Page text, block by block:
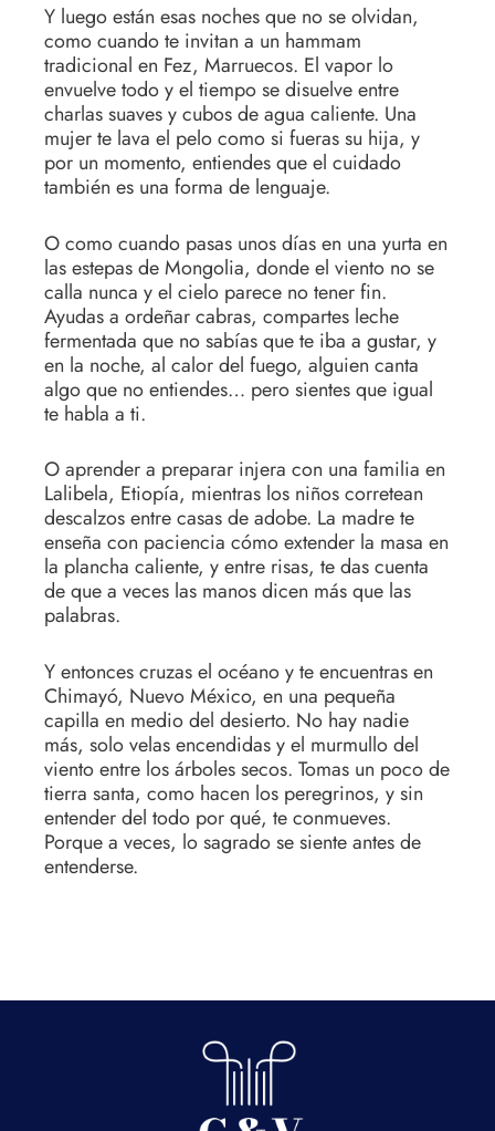
Y luego están esas noches que no se olvidan,
como cuando te invitan a un hammam
tradicional en Fez, Marruecos. El vapor lo
envuelve todo y el tiempo se disuelve entre
charlas suaves y cubos de agua caliente. Una
mujer te lava el pelo como si fueras su hija, y
por un momento, entiendes que el cuidado
también es una forma de lenguaje.
O como cuando pasas unos días en una yurta en
las estepas de Mongolia, donde el viento no se
calla nunca y el cielo parece no tener fin.
Ayudas a ordeñar cabras, compartes leche
fermentada que no sabías que te iba a gustar, y
en la noche, al calor del fuego, alguien canta
algo que no entiendes… pero sientes que igual
te habla a ti.
O aprender a preparar injera con una familia en
Lalibela, Etiopía, mientras los niños corretean
descalzos entre casas de adobe. La madre te
enseña con paciencia cómo extender la masa en
la plancha caliente, y entre risas, te das cuenta
de que a veces las manos dicen más que las
palabras.
Y entonces cruzas el océano y te encuentras en
Chimayó, Nuevo México, en una pequeña
capilla en medio del desierto. No hay nadie
más, solo velas encendidas y el murmullo del
viento entre los árboles secos. Tomas un poco de
tierra santa, como hacen los peregrinos, y sin
entender del todo por qué, te conmueves.
Porque a veces, lo sagrado se siente antes de
entenderse.